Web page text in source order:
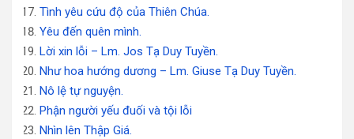
Tình yêu cứu độ của Thiên Chúa.
Yêu đến quên mình.
Lời xin lỗi – Lm. Jos Tạ Duy Tuyền.
Như hoa hướng dương – Lm. Giuse Tạ Duy Tuyền.
Nô lệ tự nguyện.
Phận người yếu đuối và tội lỗi
Nhìn lên Thập Giá.